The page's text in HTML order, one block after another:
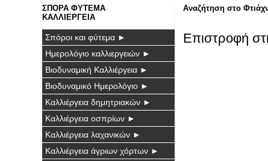
Αναζήτηση στο
Επιστροφή
ΣΠΟΡΑ ΦΥΤΕΜΑ
ΚΑΛΛΙΕΡΓΕΙΑ
Σπόροι και φύτεμα ►
Ημερολόγιο καλλιεργειών ►
Βιοδυναμική Καλλιέργεια ►
Βιοδυναμικό Ημερολόγιο ►
Καλλιέργεια δημητριακών ►
Καλλιέργεια οσπρίων ►
Καλλιέργεια λαχανικών ►
Καλλιέργεια άγριων χόρτων ►